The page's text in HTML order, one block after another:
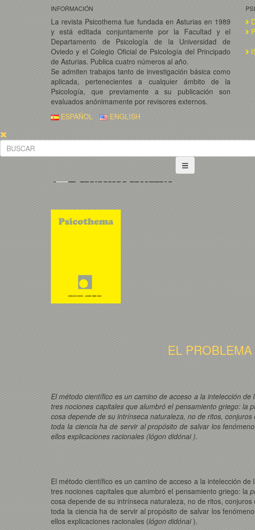
INFORMACIÓN
La revista Psicothema fue fundada en Asturias en 1989
y está editada conjuntamente por la Facultad y el
Departamento de Psicología de la Universidad de
Oviedo y el Colegio Oficial de Psicología del Principado
de Asturias. Publica cuatro números al año.
Se admiten trabajos tanto de investigación básica como
aplicada, pertenecientes a cualquier ámbito de la
Psicología, que previamente a su publicación son
evaluados anónimamente por revisores externos.
ESPAÑOL ENGLISH
EL
El método científico es un camino de acceso a la intelección
tres nociones capitales que alumbró el pensamiento griego: la
cosa depende de su intrínseca naturaleza, no de ritos,
toda la ciencia ha de servir al propósito de salvar los
ellos explicaciones racionales (lógon didónai ).
El método científico es un camino de acceso a la intelección
tres nociones capitales que alumbró el pensamiento griego: la
cosa depende de su intrínseca naturaleza, no de ritos,
toda la ciencia ha de servir al propósito de salvar los
ellos explicaciones racionales (lógon didónai).